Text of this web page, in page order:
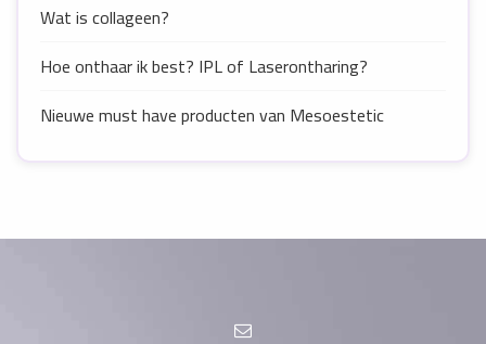
Wat is collageen?
Hoe onthaar ik best? IPL of Laserontharing?
Nieuwe must have producten van Mesoestetic